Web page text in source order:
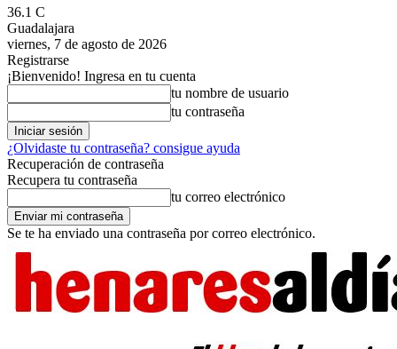
36.1 C
Guadalajara
viernes, 7 de agosto de 2026
Registrarse
¡Bienvenido! Ingresa en tu cuenta
tu nombre de usuario
tu contraseña
¿Olvidaste tu contraseña? consigue ayuda
Recuperación de contraseña
Recupera tu contraseña
tu correo electrónico
Se te ha enviado una contraseña por correo electrónico.